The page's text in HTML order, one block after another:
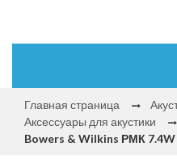
Главная страница
Аксессуары для акустики
Bowers & Wilkins РМК 7.4W